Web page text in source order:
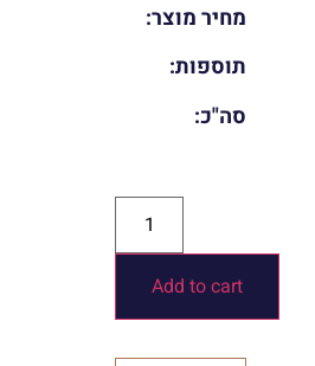
מחיר מוצר:
תוספות:
סה"כ:
Add to cart